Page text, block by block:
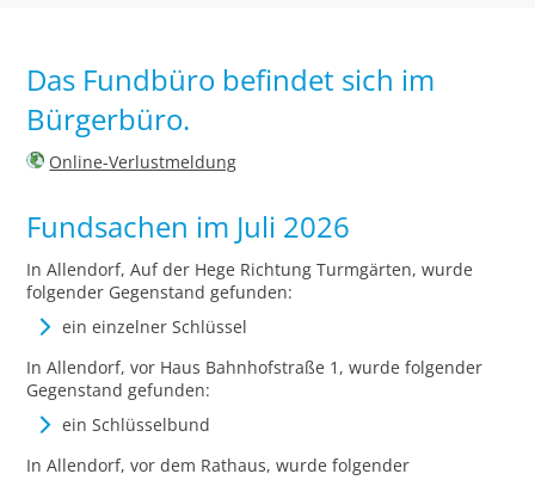
Das Fundbüro befindet sich im
Bürgerbüro.
Online-Verlustmeldung
Fundsachen im Juli 2026
In Allendorf, Auf der Hege Richtung Turmgärten, wurde
folgender Gegenstand gefunden:
ein einzelner Schlüssel
In Allendorf, vor Haus Bahnhofstraße 1, wurde folgender
Gegenstand gefunden:
ein Schlüsselbund
In Allendorf, vor dem Rathaus, wurde folgender